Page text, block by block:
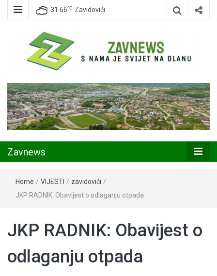
31.66℃ Zavidovići
Zavnews
Zavnews
Home / VIJESTI / zavidovići /
JKP RADNIK: Obavijest o odlaganju otpada
JKP RADNIK: Obavijest o
odlaganju otpada